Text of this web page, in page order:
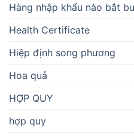
Hàng nhập khẩu nào bắt
Health Certificate
Hiệp định song phương
Hoa quả
HỢP QUY
hợp quy